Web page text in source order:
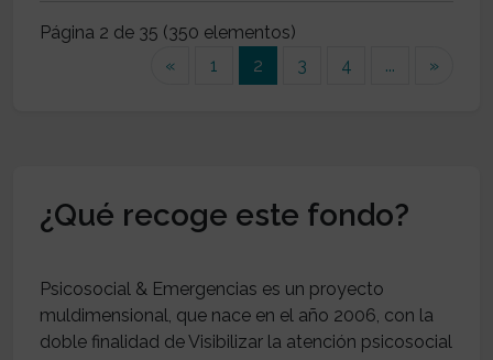
¿Qué recoge este fondo?
Psicosocial & Emergencias es un proyecto
muldimensional, que nace en el año 2006, con la
doble finalidad de Visibilizar la atención psicosocial
Página 2 de 35 (350 elementos)
«
1 2 (current)
3 4 ... »